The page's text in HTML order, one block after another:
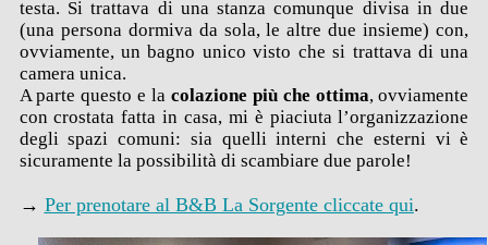
testa. Si trattava di una stanza comunque divisa in due
(una persona dormiva da sola, le altre due insieme) con,
ovviamente, un bagno unico visto che si trattava di una
camera unica.
A parte questo e la colazione più che ottima, ovviamente
con crostata fatta in casa, mi è piaciuta l’organizzazione
degli spazi comuni: sia quelli interni che esterni vi è
sicuramente la possibilità di scambiare due parole!
→ Per prenotare al B&B La Sorgente cliccate qui.